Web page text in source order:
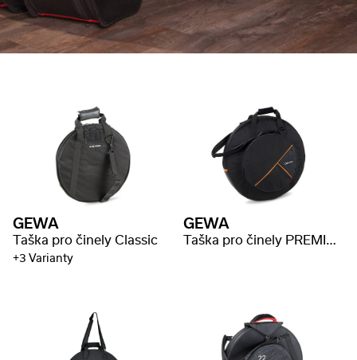
GEWA
Taška pro činely Classic
+3 Varianty
GEWA
Taška pro činely PREMIUM